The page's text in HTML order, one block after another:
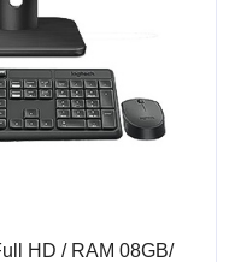
HD / RAM 08GB/